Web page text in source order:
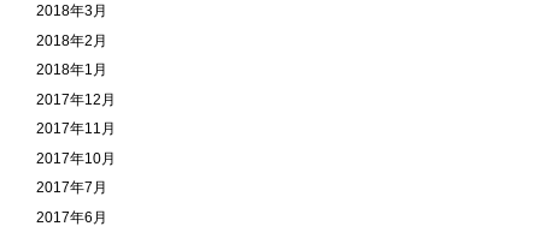
2018年3月
2018年2月
2018年1月
2017年12月
2017年11月
2017年10月
2017年7月
2017年6月